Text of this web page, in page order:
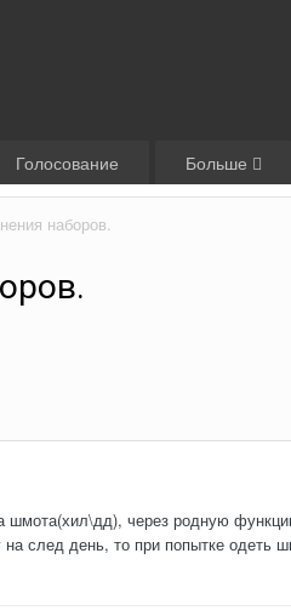
Голосование Больше
наборов.
шмота(хил\дд), через родную
след день, то при попытке